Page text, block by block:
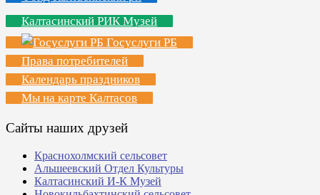
Калтасинский РИК Музей
Госуслуги РБ
Права потребителей
Календарь праздников
Мы на карте Калтасов
Сайты наших друзей
Краснохолмский сельсовет
Альшеевский Отдел Культуры
Калтасинский И-К Музей